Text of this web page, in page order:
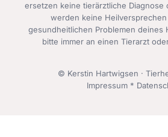
ersetzen keine tierärztliche Diagnose
werden keine
gesundheitlichen Problemen deines
bitte immer an einen Tierarzt
© Kerstin Hartwigsen ·
Impressum *